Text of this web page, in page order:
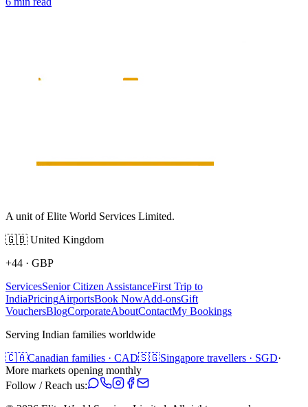
A unit of Elite World Services Limited.
🇬🇧 United Kingdom
+44 · GBP
ServicesSenior Citizen AssistanceFirst Trip to
IndiaPricingAirportsBook NowAdd-onsGift
VouchersBlogCorporateAboutContactMy Bookings
Serving Indian families worldwide
🇨🇦Canadian families · CAD🇸🇬Singapore travellers · SGD·
More markets opening monthly
Follow / Reach us: